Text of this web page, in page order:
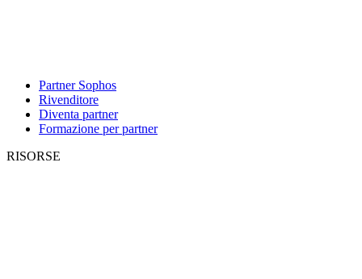
Partner Sophos
Rivenditore
Diventa partner
Formazione per partner
RISORSE